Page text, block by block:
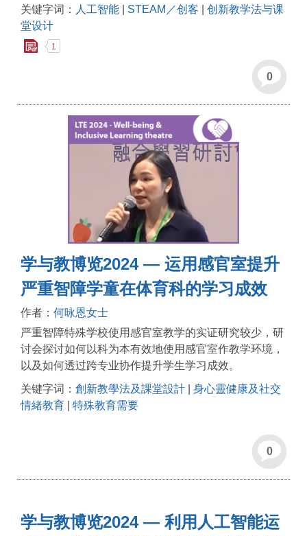
关键字词： 人工智能 STEAM／创客
创新教学法与课
堂设计
1
0
学与教博览2024 — 运用感官室提升
严重智障学童在体育科的学习成效
作者： 何咏恩女士
严重智障特殊学校使用感官室教学的实证研究较少，研
讨会探讨如何以科为本有效地使用感官室作教学环境，
以及如何透过跨专业协作提升学生学习成效。
关键字词： 創新教學法及課堂設計
身心靈健康及社交
情緒教育
特殊教育需要
0
学与教博览2024 — 利用人工智能运